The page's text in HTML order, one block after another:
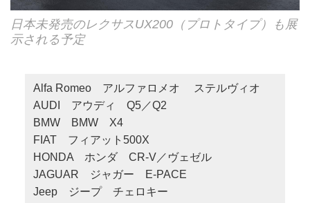
日本未発売のレクサスUX200（プロトタイプ）も展
示される予定
Alfa Romeo アルファロメオ ステルヴィオ
AUDI アウディ Q5／Q2
BMW BMW X4
FIAT フィアット500X
HONDA ホンダ CR-V／ヴェゼル
JAGUAR ジャガー E-PACE
Jeep ジープ チェロキー